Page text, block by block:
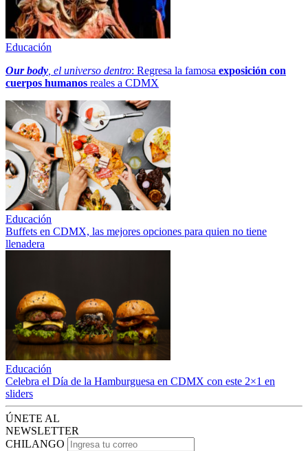
Educación
Our body , el universo dentro: Regresa la famosa exposición con
cuerpos humanos reales a CDMX
Educación
Buffets en CDMX, las mejores opciones para quien no tiene
llenadera
Educación
Celebra el Día de la Hamburguesa en CDMX con este 2×1 en
sliders
ÚNETE AL
NEWSLETTER
CHILANGO